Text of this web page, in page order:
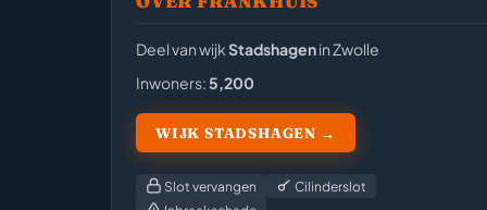
Deel van wijkStadshagenin Zwolle
Inwoners:5,200
WIJK STADSHAGEN →
Slot vervangen
Cilinderslot